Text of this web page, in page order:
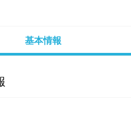
基本情報